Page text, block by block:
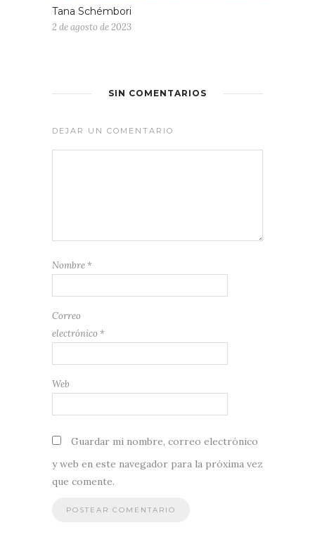
Tana Schémbori
2 de agosto de 2023
SIN COMENTARIOS
DEJAR UN COMENTARIO
Nombre *
Correo
electrónico *
Web
Guardar mi nombre, correo electrónico
y web en este navegador para la próxima vez
que comente.